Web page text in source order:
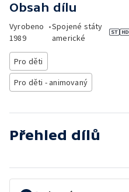
Obsah dílu
Vyrobeno
1989
•Spojené státy
americké
Pro děti
Pro děti - animovaný
Přehled dílů